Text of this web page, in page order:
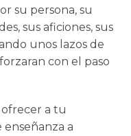
su persona, su
sus aficiones, sus
unos lazos de
con el paso
ofrecer a tu
a